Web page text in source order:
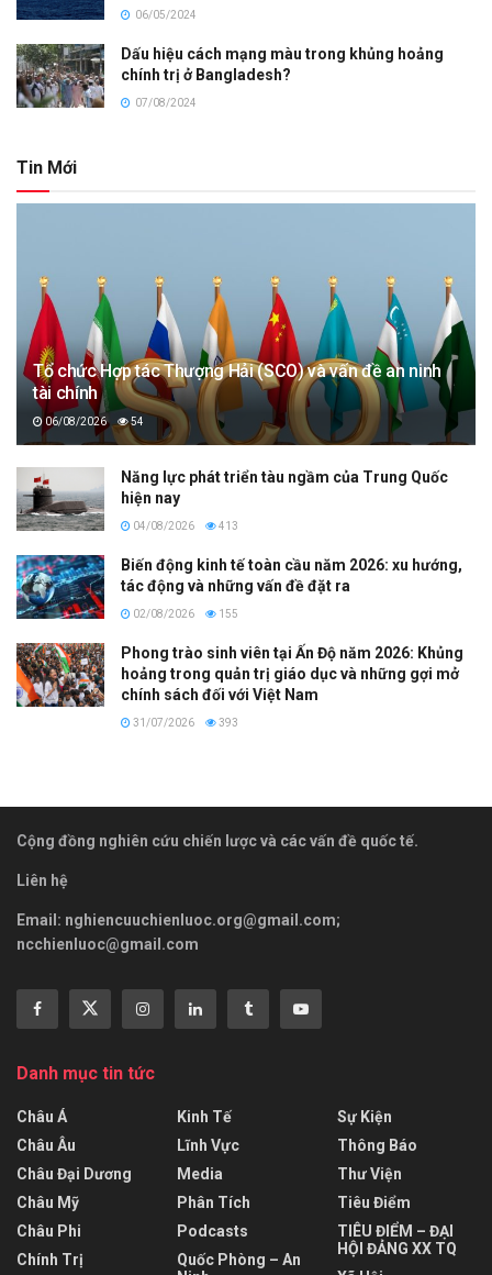
06/05/2024
Dấu hiệu cách mạng màu trong khủng hoảng
chính trị ở Bangladesh?
07/08/2024
Tin Mới
Tổ chức Hợp tác Thượng Hải (SCO) và vấn đề an ninh
tài chính
06/08/2026 54
Năng lực phát triển tàu ngầm của Trung Quốc
hiện nay
04/08/2026 413
Biến động kinh tế toàn cầu năm 2026: xu hướng,
tác động và những vấn đề đặt ra
02/08/2026 155
Phong trào sinh viên tại Ấn Độ năm 2026: Khủng
hoảng trong quản trị giáo dục và những gợi mở
chính sách đối với Việt Nam
31/07/2026 393
Cộng đồng nghiên cứu chiến lược và các vấn đề quốc tế.
Liên hệ
Email: nghiencuuchienluoc.org@gmail.com;
ncchienluoc@gmail.com
Danh mục tin tức
Châu Á
Châu Âu
Châu Đại Dương
Châu Mỹ
Châu Phi
Chính Trị
Kinh Tế
Lĩnh Vực
Media
Phân Tích
Podcasts
Quốc Phòng – An
Sự Kiện
Thông Báo
Thư Viện
Tiêu Điểm
TIÊU ĐIỂM – ĐẠI
HỘI ĐẢNG XX TQ